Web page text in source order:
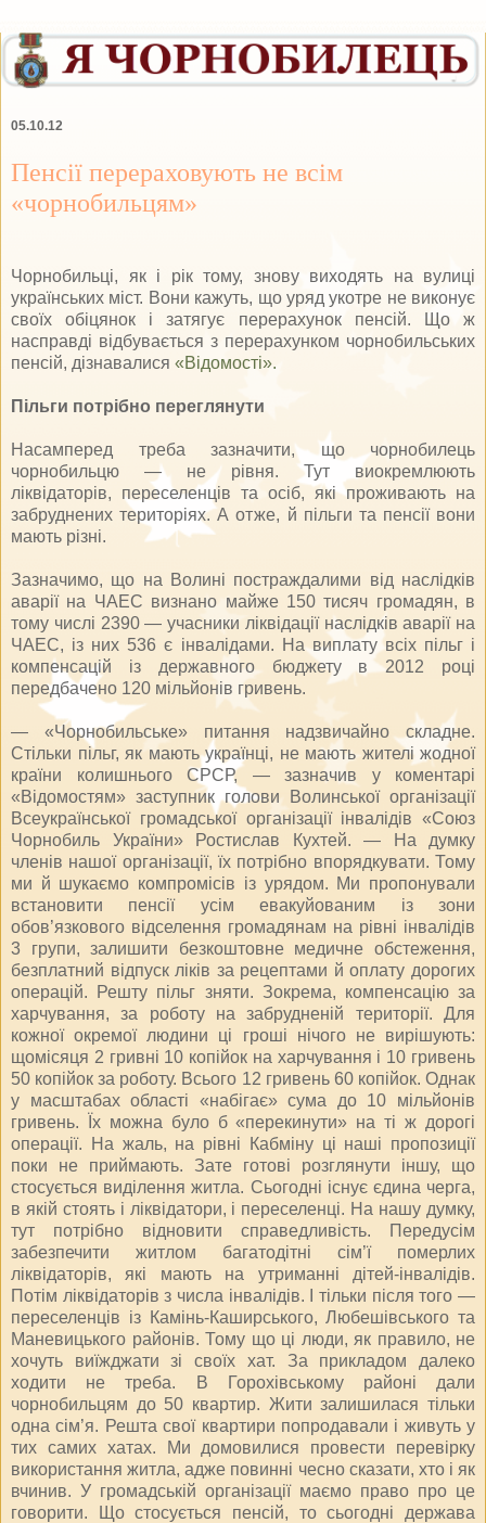
05.10.12
Пенсії перераховують не всім
«чорнобильцям»
Чорнобильці, як і рік тому, знову виходять на вулиці
українських міст. Вони кажуть, що уряд укотре не виконує
своїх обіцянок і затягує перерахунок пенсій. Що ж
насправді відбувається з перерахунком чорнобильських
пенсій, дізнавалися «Відомості».
Пільги потрібно переглянути
Насамперед треба зазначити, що чорнобилець
чорнобильцю — не рівня. Тут виокремлюють
ліквідаторів, переселенців та осіб, які проживають на
забруднених територіях. А отже, й пільги та пенсії вони
мають різні.
Зазначимо, що на Волині постраждалими від наслідків
аварії на ЧАЕС визнано майже 150 тисяч громадян, в
тому числі 2390 — учасники ліквідації наслідків аварії на
ЧАЕС, із них 536 є інвалідами. На виплату всіх пільг і
компенсацій із державного бюджету в 2012 році
передбачено 120 мільйонів гривень.
— «Чорнобильське» питання надзвичайно складне.
Стільки пільг, як мають українці, не мають жителі жодної
країни колишнього СРСР, — зазначив у коментарі
«Відомостям» заступник голови Волинської організації
Всеукраїнської громадської організації інвалідів «Союз
Чорнобиль України» Ростислав Кухтей. — На думку
членів нашої організації, їх потрібно впорядкувати. Тому
ми й шукаємо компромісів із урядом. Ми пропонували
встановити пенсії усім евакуйованим із зони
обов’язкового відселення громадянам на рівні інвалідів
3 групи, залишити безкоштовне медичне обстеження,
безплатний відпуск ліків за рецептами й оплату дорогих
операцій. Решту пільг зняти. Зокрема, компенсацію за
харчування, за роботу на забрудненій території. Для
кожної окремої людини ці гроші нічого не вирішують:
щомісяця 2 гривні 10 копійок на харчування і 10 гривень
50 копійок за роботу. Всього 12 гривень 60 копійок. Однак
у масштабах області «набігає» сума до 10 мільйонів
гривень. Їх можна було б «перекинути» на ті ж дорогі
операції. На жаль, на рівні Кабміну ці наші пропозиції
поки не приймають. Зате готові розглянути іншу, що
стосується виділення житла. Сьогодні існує єдина черга,
в якій стоять і ліквідатори, і переселенці. На нашу думку,
тут потрібно відновити справедливість. Передусім
забезпечити житлом багатодітні сім’ї померлих
ліквідаторів, які мають на утриманні дітей-інвалідів.
Потім ліквідаторів з числа інвалідів. І тільки після того —
переселенців із Камінь-Каширського, Любешівського та
Маневицького районів. Тому що ці люди, як правило, не
хочуть виїжджати зі своїх хат. За прикладом далеко
ходити не треба. В Горохівському районі дали
чорнобильцям до 50 квартир. Жити залишилася тільки
одна сім’я. Решта свої квартири попродавали і живуть у
тих самих хатах. Ми домовилися провести перевірку
використання житла, адже повинні чесно сказати, хто і як
вчинив. У громадській організації маємо право про це
говорити. Що стосується пенсій, то сьогодні держава